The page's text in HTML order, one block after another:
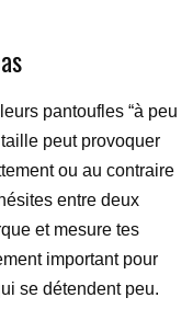
pantoufles “à peu
peut provoquer
ou au contraire
entre deux
et mesure tes
important pour
se détendent peu.